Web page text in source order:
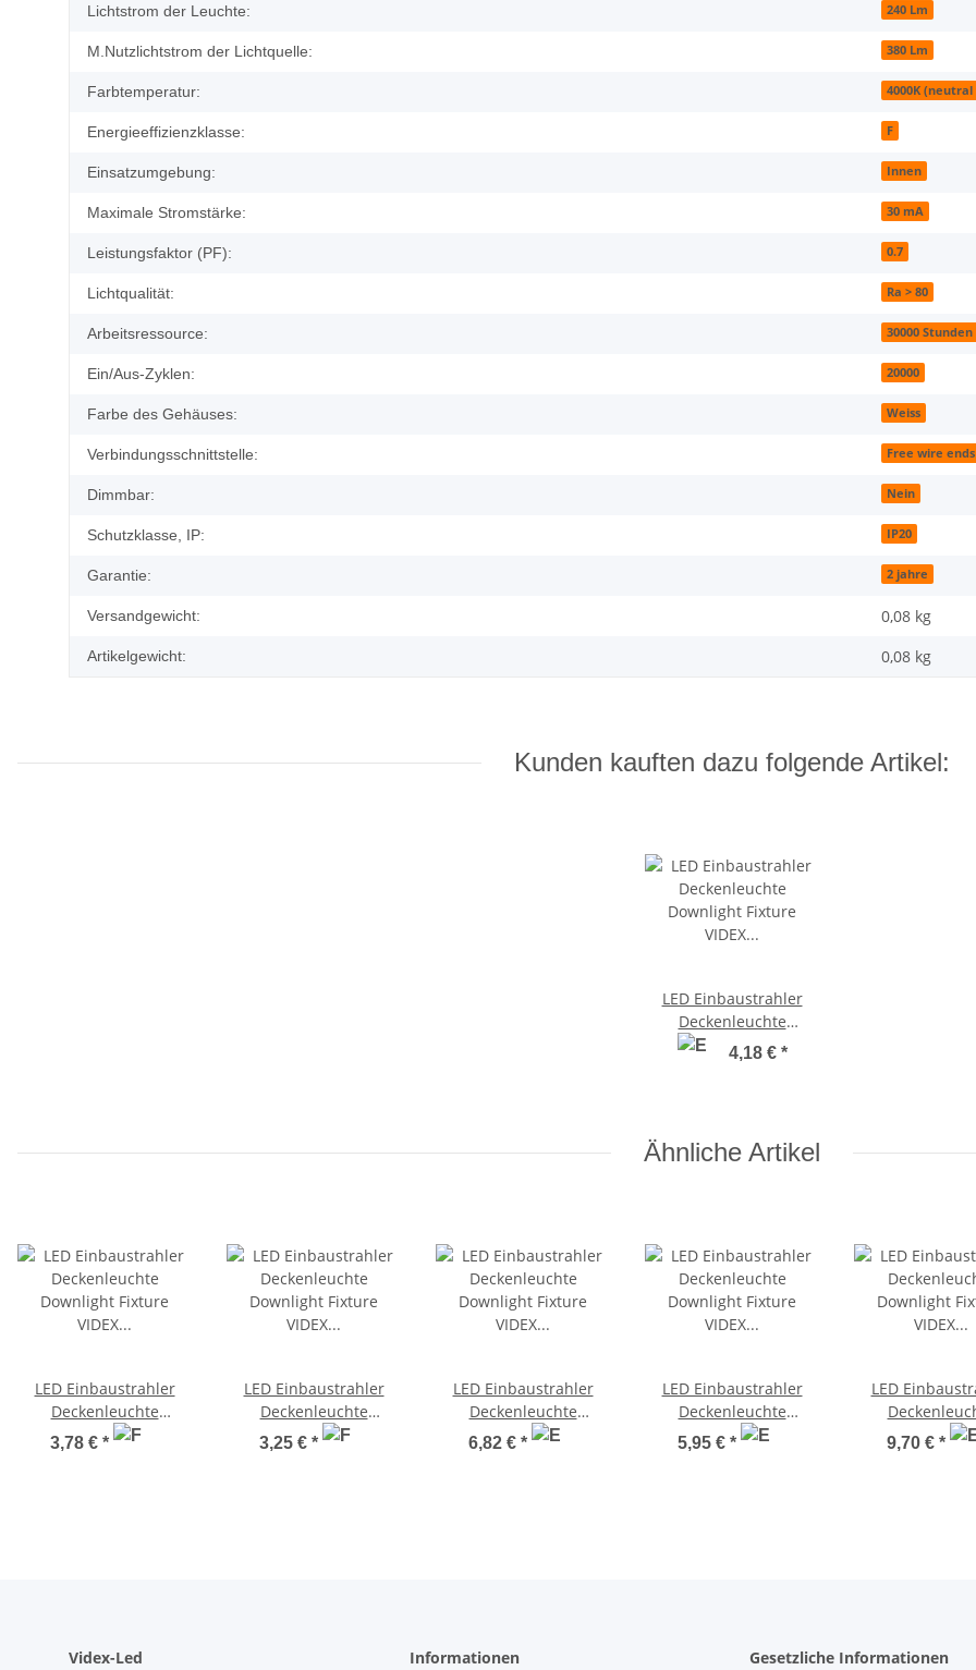
Lichtstrom der Leuchte: 240 Lm
M.Nutzlichtstrom der Lichtquelle: 380 Lm
Farbtemperatur: 4000K
Energieeffizienzklasse: F
Einsatzumgebung: Innen
Maximale Stromstärke: 30 mA
Leistungsfaktor (PF): 0.7
Lichtqualität: Ra > 80
Arbeitsressource: 30000 Stunden
Ein/Aus-Zyklen: 20000
Farbe des Gehäuses: Weiss
Verbindungsschnittstelle: Free wire ends
Dimmbar: Nein
Schutzklasse, IP: IP20
Garantie: 2 jahre
Versandgewicht: 0,08 kg
Artikelgewicht: 0,08 kg
Kunden kauften dazu folgende Artikel:
LED Einbaustrahler
Deckenleuchte
Downlight Fixture VIDEX
DLBR-124 12W 4000K
4,18 € *
Ähnliche Artikel
LED Einbaustrahler
Deckenleuchte
Downlight Fixture VIDEX
DLBS-064 6W 4000K
3,78 € *
LED Einbaustrahler
Deckenleuchte
Downlight Fixture VIDEX
DLBR-064 6W 4000K
3,25 € *
LED Einbaustrahler
Deckenleuchte
Downlight Fixture VIDEX
DLBS-124 12W 4000K
6,82 € *
LED Einbaustrahler
Deckenleuchte
Downlight Fixture VIDEX
DLBR-184 18W 4000K
5,95 € *
LED
Downlight
DLBS-184 18W
9,70 € *
Videx-Led Informationen Gesetzliche Informationen